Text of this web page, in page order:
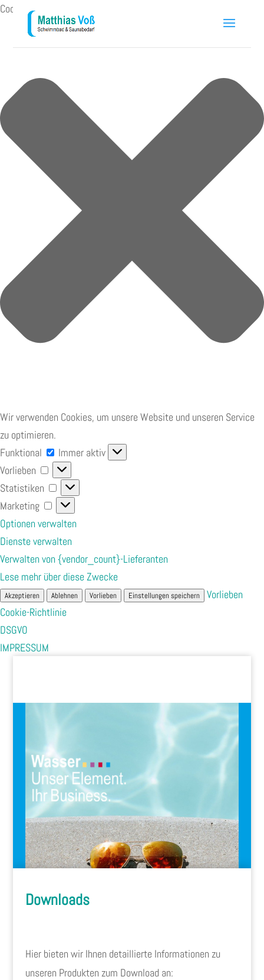
Cookie-Zustimmung verwalten
Wir verwenden Cookies, um unsere Website und unseren Service
zu optimieren.
Funktional
Funktional
Immer aktiv
Vorlieben
Vorlieben
Statistiken
Statistiken
Marketing
Marketing
Optionen verwalten
Dienste verwalten
Verwalten von {vendor_count}-Lieferanten
Lese mehr über diese Zwecke
Akzeptieren Ablehnen Vorlieben Einstellungen speichern
Vorlieben
Cookie-Richtlinie
DSGVO
IMPRESSUM
Downloads
Hier bieten wir Ihnen detaillierte Informationen zu
unseren Produkten zum Download an: